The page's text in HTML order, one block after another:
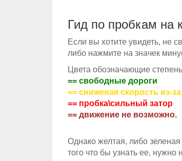
Гид по пробкам на
Если вы хотите увидеть, не
либо нажмите на значек
Цвета обозначающие
== свободные дороги
== сниженая скорость из-
== пробка\сильный затор
== движение не возможно.
Однако желтая, либо
того что бы узнать ее,